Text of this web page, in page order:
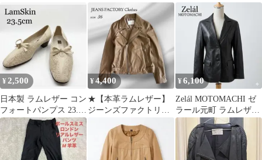
ショーツ 黒 L 本革
ルレザー ひざ丈 羊革
シングルライダースS
茶レザー 羊
¥2,500
日本製 ラムレザー コン
フォートパンプス 23.5
幅広
¥4,400
★【本革ラムレザー】
ジーンズファクトリー
ケット 36
¥6,100
Zelál MOTOMACHI ゼ
ラール元町 ラムレザー
ジャケット 本革15AR